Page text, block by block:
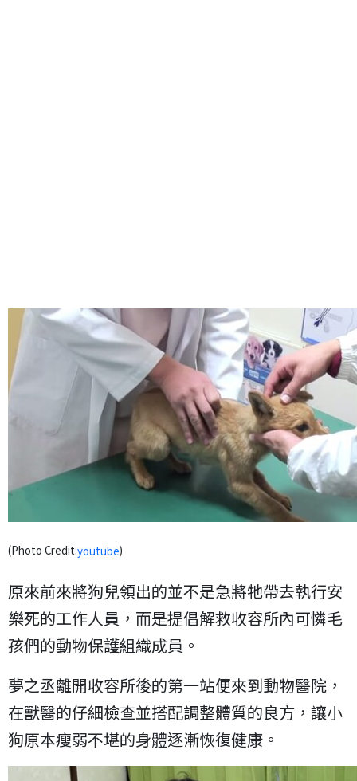
(Photo Credit:youtube)
原來前來將狗兒領出的並不是急將牠帶去執行安
樂死的工作人員，而是提倡解救收容所內可憐毛
孩們的動物保護組織成員。
夢之丞離開收容所後的第一站便來到動物醫院，
在獸醫的仔細檢查並搭配調整體質的良方，讓小
狗原本瘦弱不堪的身體逐漸恢復健康。